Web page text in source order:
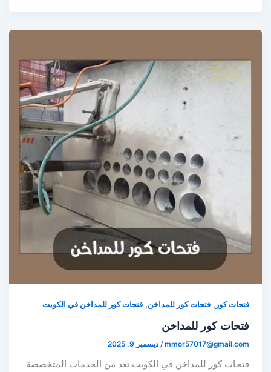
كور,فتحات كور للمداخن,فتحات كور للمداخن في الكويت
كور للمداخن
/ديسمبر 9, 2025
كور للمداخن في الكويت تعد من الخدمات المتخصصة